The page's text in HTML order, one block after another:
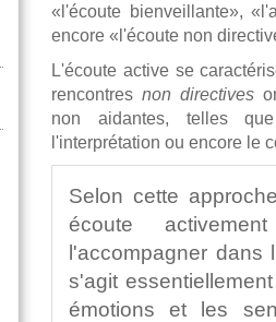
rencontres nondirectives